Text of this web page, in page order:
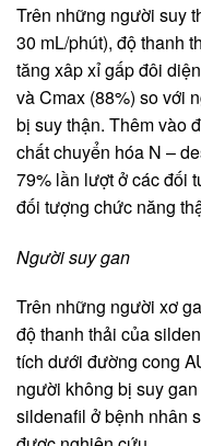
Trên những người suy
30 mL/phút), độ thanh
tăng xâp xỉ gấp đôi
và Cmax (88%) so với
bị suy thận. Thêm vào
chất chuyển hóa N –
79% lần lượt ở các đối
đối tượng chức năng
Người suy gan
Trên những người xơ
độ thanh thải của
tích dưới đường cong
người không bị suy
sildenafil ở bệnh nhân